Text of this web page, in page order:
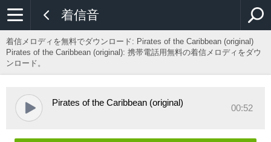
着信音
着信メロディを無料でダウンロード: Pirates of the Caribbean (original)
Pirates of the Caribbean (original): 携帯電話用無料の着信メロディをダウ
ンロード。
Pirates of the Caribbean (original)
00:52